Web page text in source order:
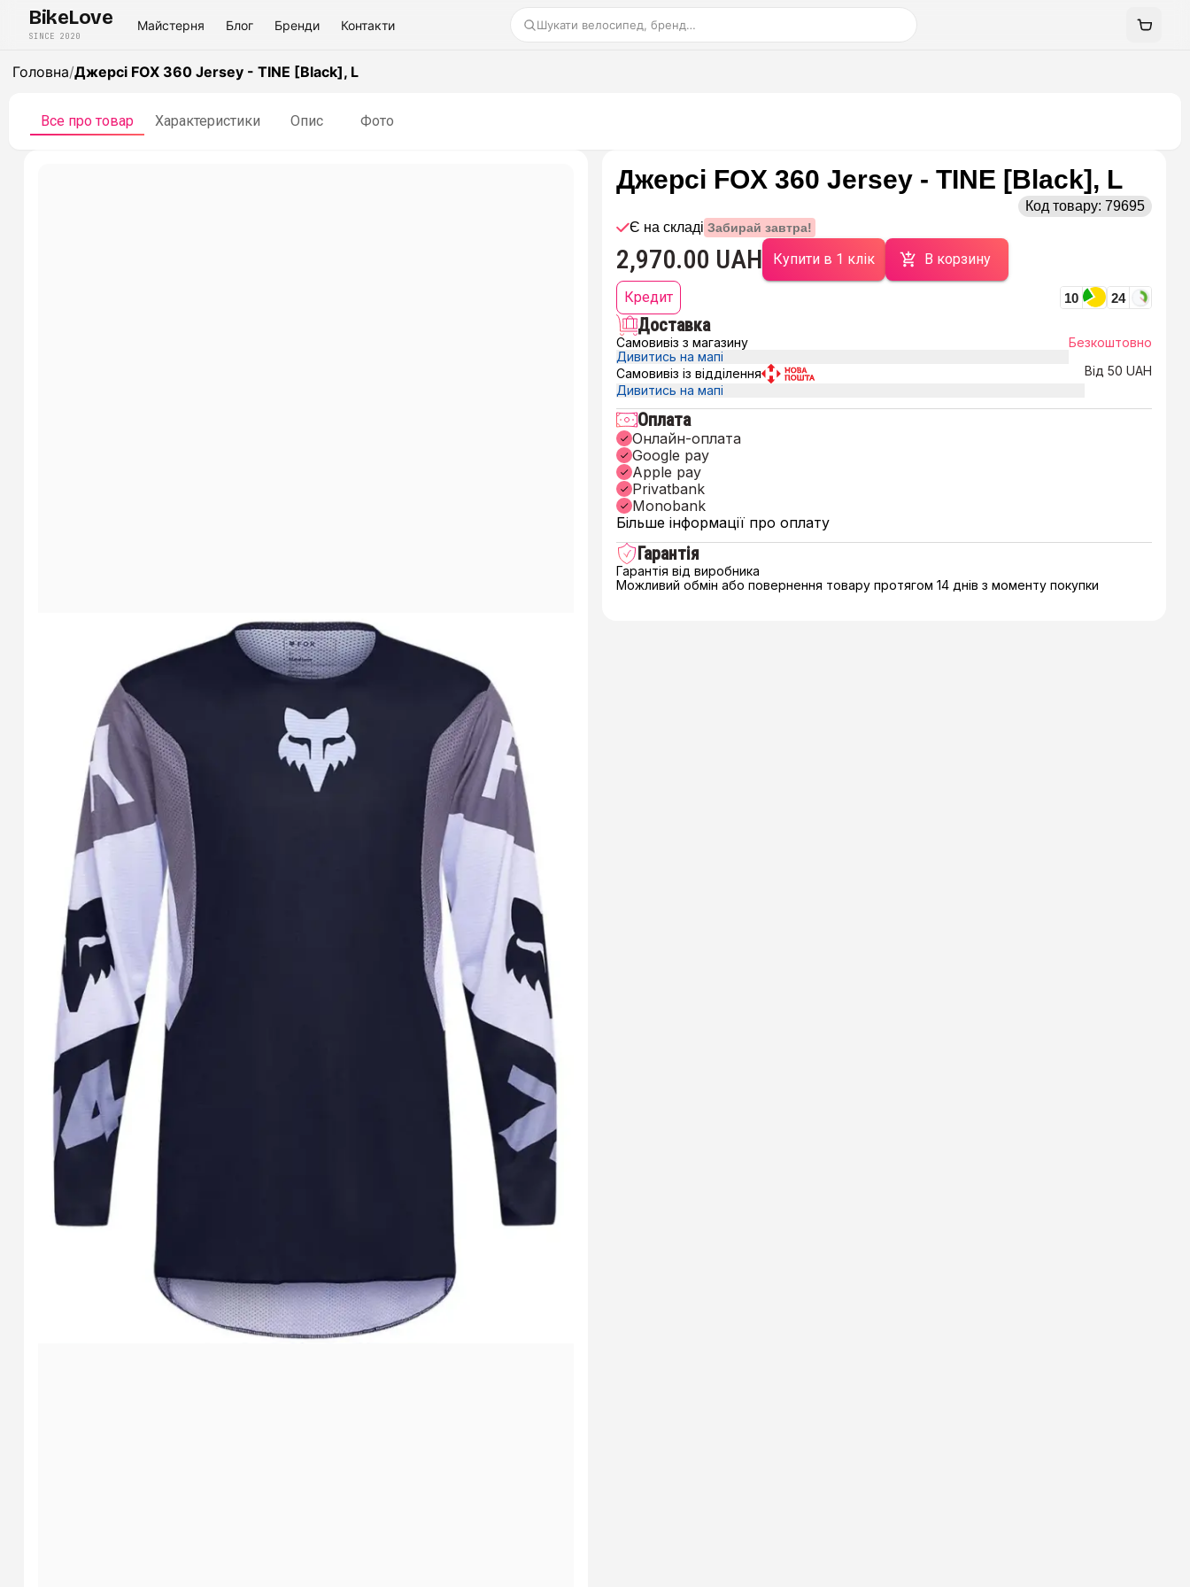
BikeLove
SINCE 2020
Майстерня Блог Бренди Контакти Шукати велосипед, бренд…
Головна/Джерсі FOX 360 Jersey - TINE [Black], L
Все про товар Характеристики Опис Фото
Джерсі FOX 360 Jersey - TINE [Black], L
Код товару: 79695
Є на складі Забирай завтра!
2,970.00 UAH Купити в 1 клік В корзину
Кредит 10 24
Доставка
Самовивіз з магазину
Дивитись на мапі
Безкоштовно
Самовивіз із відділення
Дивитись на мапі
Від 50 UAH
Оплата
Онлайн-оплата
Google pay
Apple pay
Privatbank
Monobank
Більше інформації про оплату
Гарантія
Гарантія від виробника
Можливий обмін або повернення товару протягом 14 днів з моменту покупки